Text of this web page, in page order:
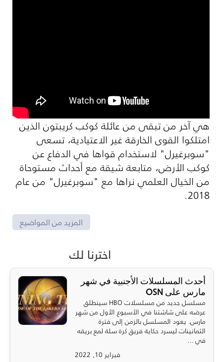
هي آخر من تبقى منعائلة كوكب كريبتون الذين
امتلكوا القوى الخارقة غير الاعتيادية، تسعى
"سوبرغيرل" لاستخدام قواها في الدفاع عن
كوكب الأرض، متابعة شيقة مع أحداث مستوحاة
من الخيال العلمي نراها مع "سوبرغيرل" من عام
2018.
المزيد من المواضيع
اخترنا لك
أحدث المسلسلات الأجنبية في شهر
مارس على OSN
مسلسل جديد من مسلسلات HBO سينطلق
عرضه على شاشتنا في الأسبوع الأول من شهر
مارس. يعود المسلسل بالزمن إلى فترة
الثمانينات ليسرد حكاية فريق كرة سلة لمع بريقه
في ...
فبراير 10, 2022